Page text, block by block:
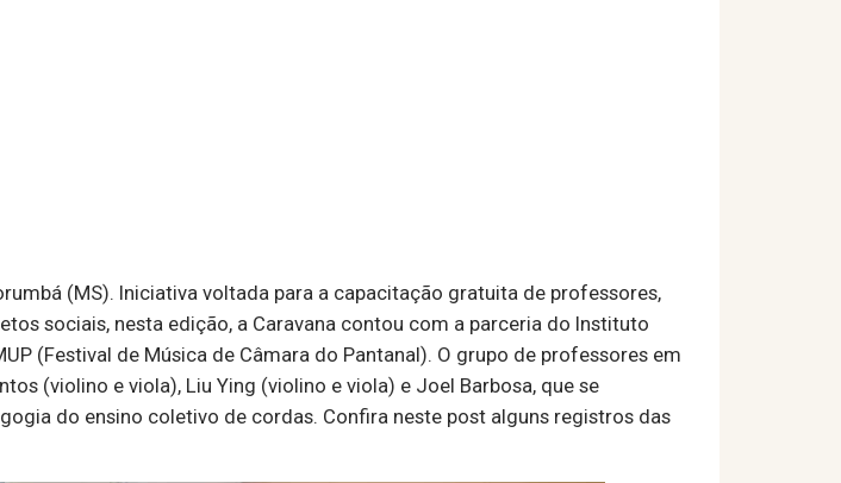
(MS). Iniciativa voltada para a capacitação gratuita de professores,
sociais, nesta edição, a Caravana contou com a parceria do Instituto
(Festival de Música de Câmara do Pantanal). O grupo de professores em
(violino e viola), Liu Ying (violino e viola) e Joel Barbosa, que se
do ensino coletivo de cordas. Confira neste post alguns registros das